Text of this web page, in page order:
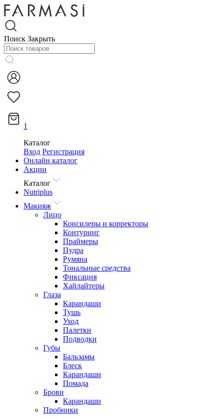
Поиск Закрыть
1
Каталог
Вход Регистрация
Онлайн каталог
Акции
Каталог
Nutriplus
Макияж
Лицо
Консилеры и корректоры
Контуринг
Праймеры
Пудра
Румяна
Тональные средства
Фиксация
Хайлайтеры
Глаза
Карандаши
Тушь
Уход
Палетки
Подводки
Губы
Бальзамы
Блеск
Карандаши
Помада
Брови
Карандаши
Пробники